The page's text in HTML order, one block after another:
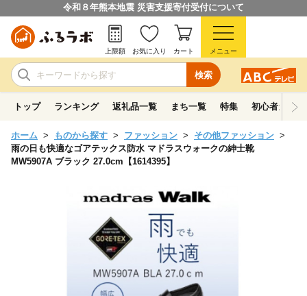
令和８年熊本地震 災害支援寄付受付について
検索
上限額 お気に入り カート メニュー
トップ ランキング 返礼品一覧 まち一覧 特集 初心者ガイド
ホーム ものから探す ファッション
その他ファッション
雨の日も快適なゴアテックス防水 マドラスウォークの紳士靴
MW5907A ブラック 27.0cm【1614395】